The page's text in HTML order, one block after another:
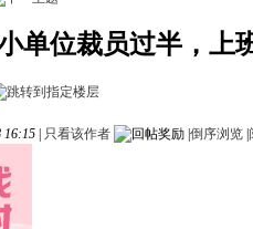
单位裁员过半，上
16:15
只看该作者 倒序浏览